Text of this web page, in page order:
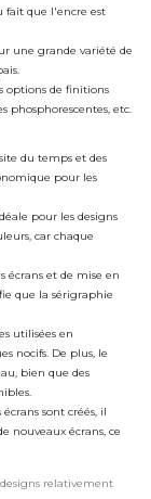
fait que l'encre est
une grande variété de
options de finitions
phosphorescentes, etc.
du temps et des
pour les
pour les designs
car chaque
écrans et de mise en
que la sérigraphie
utilisées en
nocifs. De plus, le
bien que des
sont créés, il
nouveaux écrans, ce
relativement